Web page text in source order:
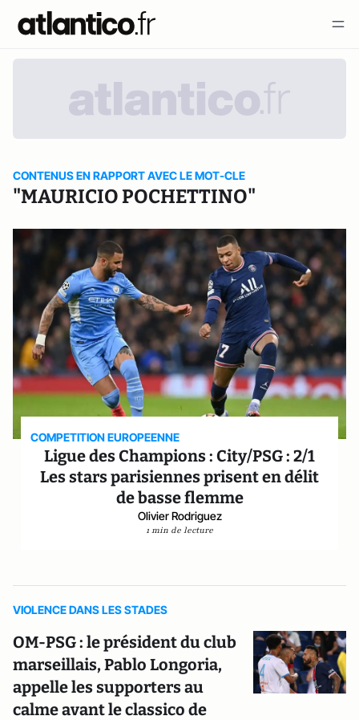
CONTENUS EN RAPPORT AVEC LE MOT-CLE
"MAURICIO POCHETTINO"
COMPETITION EUROPEENNE
Ligue des Champions : City/PSG : 2/1
Les stars parisiennes prisent en délit
de basse flemme
Olivier Rodriguez
1 min de lecture
VIOLENCE DANS LES STADES
OM-PSG : le président du club
marseillais, Pablo Longoria,
appelle les supporters au
calme avant le classico de